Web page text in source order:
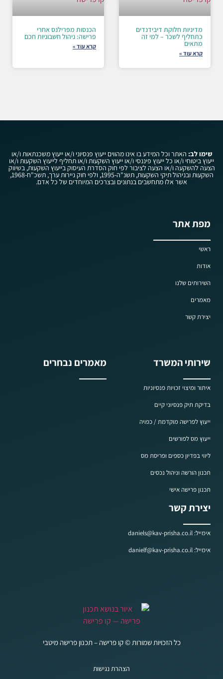
מדיניות חלוקת דיבידנדים
כתחליף לשכר – למי זה
מתאים
קרא עוד »
הכנסות מפרילנס אחרי
פרישה: ניהול חשבוניות חכם
קרא עוד »
שימו לב: האתר וכל המידע בו אינו מהווים ייעוץ פנסיוני ו/או ייעוץ משכנתאות ו/או
ייעוץ ביטוחי ו/או כל ייעוץ פיננסי ו/או ייעוץ השקעות ו/או תחליף לייעוץ השקעות ו/או
הצעה להשקעה ו/או הצעה לציבור לפי חוק הסדרת העיסוק בייעוץ השקעות, בשיווק
השקעות ובניהול תיקי השקעות, תשנ"ה-1995, ולפי חוק ניירות ערך, תשכ"ח-1968,
אשר אלו מתחשבים בנתונים ובצרכים המיוחדים של כל אדם.
מפת אתר
ראשי
אודות
השירותים שלנו
מאמרים
יצירת קשר
שירותי המשרד
איתור ומיצוי זכויות פנסיוניות
בדיקת תיק פנסיוני קיים
ייעוץ לפרישה מוקדמת / כפויה
ייעוץ מס לפורשים
ליווי בפדיון כספים ופריסת מס
תכנון הורשה וניהול נכסים
תכנון פרישה אישי
מאמרים נבחרים
יצירת קשר
אימייל: daniels@kav-prisha.co.il
אימייל: danielf@kav-prisha.co.il
כל הזכויות שמורות © קו פרישה – תכנון פרישה מיטבי
הצהרת נגישות